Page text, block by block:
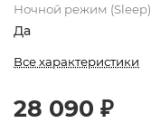
Ночной режим (Sleep)
Да
Все характеристики
28 090 ₽